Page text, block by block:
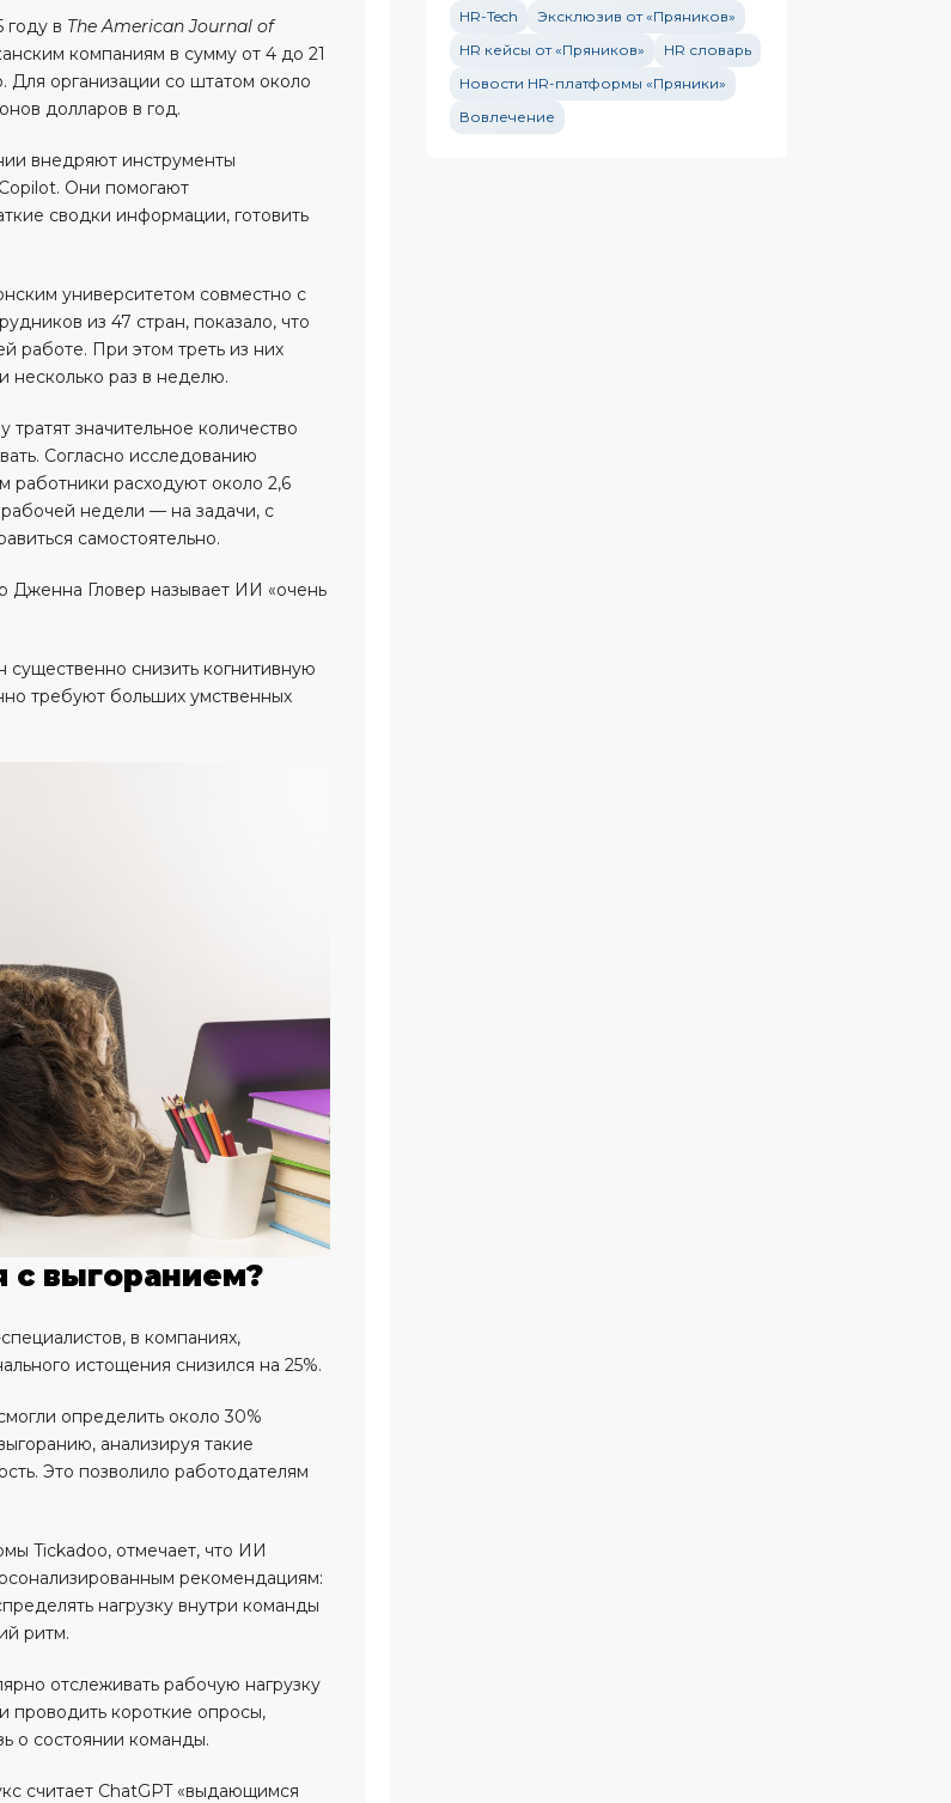
году в The American Journal of
компаниям в сумму от 4 до 21
Для организации со штатом около
долларов в год.
внедряют инструменты
Copilot. Они помогают
сводки информации, готовить
университетом совместно с
из 47 стран, показало, что
работе. При этом треть из них
несколько раз в неделю.
значительное количество
Согласно исследованию
работники расходуют около 2,6
недели — на задачи, с
самостоятельно.
Дженна Гловер называет ИИ «очень
снизить когнитивную
требуют больших умственных
с выгоранием?
в компаниях,
истощения снизился на 25%.
определить около 30%
анализируя такие
Это позволило работодателям
Tickadoo, отмечает, что ИИ
рекомендациям:
нагрузку внутри команды
ритм.
отслеживать рабочую нагрузку
проводить короткие опросы,
о состоянии команды.
считает ChatGPT «выдающимся
HR-Tech
Эксклюзив от «Пряников»
HR кейсы от «Пряников»
HR словарь
Новости HR-платформы «Пряники»
Вовлечение